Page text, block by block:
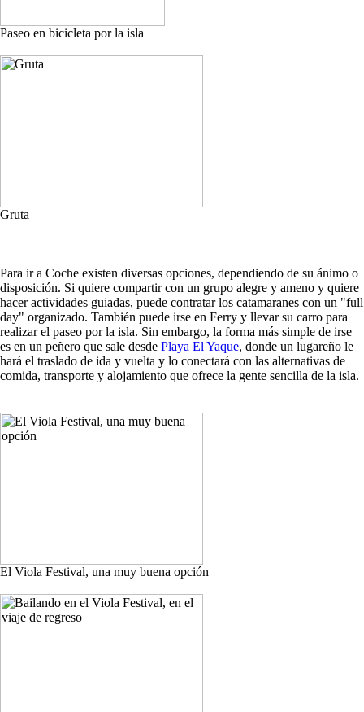
Paseo en bicicleta por la isla
Gruta
Para ir a Coche existen diversas opciones, dependiendo de su ánimo o
disposición. Si quiere compartir con un grupo alegre y ameno y quiere
hacer actividades guiadas, puede contratar los catamaranes con un "full
day" organizado. También puede irse en Ferry y llevar su carro para
realizar el paseo por la isla. Sin embargo, la forma más simple de irse
es en un peñero que sale desde Playa El Yaque, donde un lugareño le
hará el traslado de ida y vuelta y lo conectará con las alternativas de
comida, transporte y alojamiento que ofrece la gente sencilla de la isla.
El Viola Festival, una muy buena opción